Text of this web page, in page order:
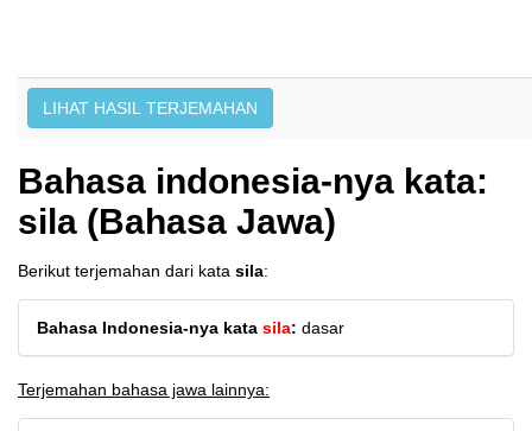
Bahasa indonesia-nya kata:
sila (Bahasa Jawa)
Berikut terjemahan dari kata sila:
Bahasa Indonesia-nya kata sila: dasar
Terjemahan bahasa jawa lainnya: